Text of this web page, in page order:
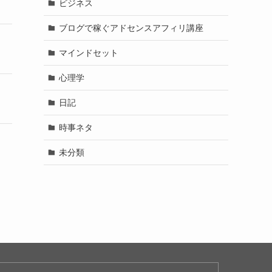
ビジネス
ブログで稼ぐアドセンスアフィリ講座
マインドセット
心理学
日記
時事ネタ
未分類